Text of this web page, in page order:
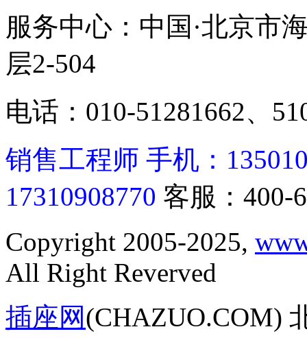
服务中心：中国·北京市
层2-504
电话：010-51281662、
销售工程师 手机：
17310908770 客服：400-
Copyright 2005-2025,
All Right Reverved
插座网(CHAZUO.COM)